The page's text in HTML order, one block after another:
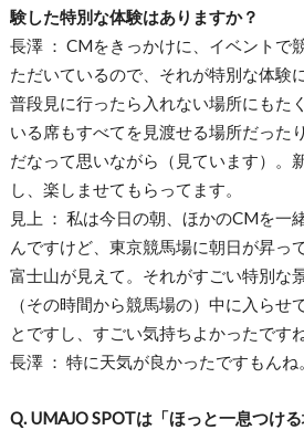
験した特別な体験はありますか？
長澤 ： CMをきっかけに、イベントで
ただいているので、それが特別な体験
普段見に行ったら入れない場所にもた
いる席もすべてを見渡せる場所だった
だなって思いながら（見ています）。
し、楽しませてもらってます。
見上 ： 私は今日の朝、ほかのCMを一
んですけど、東京競馬場に朝日が昇っ
富士山が見えて。それがすごい特別な
（その時間から競馬場の）中に入らせ
とですし、すごい気持ちよかったですね
長澤 ： 特に天気が良かったですもんね。
Q. UMAJO SPOTは「ほっと一息つけ